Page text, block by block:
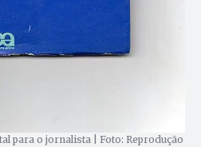
para o jornalista | Foto: Reprodução